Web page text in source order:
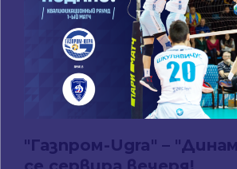
"Газпром-Ugra" –